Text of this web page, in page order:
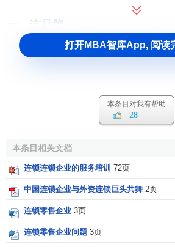
品牌
可以说是连锁企业的生命，它
因此，作为一个连锁企业而言，品
如何进行品牌连锁
品牌定位
“定位”一词是由美国人
《广告时代》 首先提出并加以推广应用
为，
打开MBA智库App, 阅读
本条目对我有帮助
28
本条目相关文档
连锁连锁企业的服务培训 72页
中国连锁企业与外资连锁巨头共舞 2页
连锁零售企业 3页
连锁零售企业问题 3页